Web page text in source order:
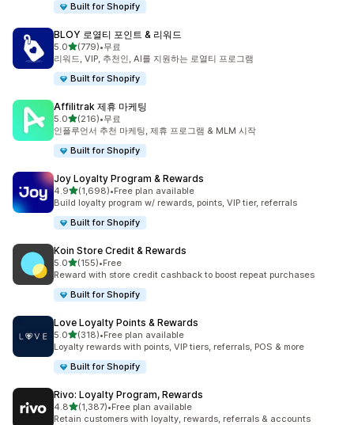
Built for Shopify
BLOY 로열티 포인트 & 리워드
5.0별 5개 중
(779)
총 리뷰 779개
•무료
리워드, VIP, 추천인, AI를 지원하는 로열티 프로그램
Built for Shopify
Affilitrak 제휴 마케팅
5.0별 5개 중
(216)
총 리뷰 216개
•무료
인플루언서 추천 마케팅, 제휴 프로그램 & MLM 시작
Built for Shopify
Joy Loyalty Program & Rewards
4.9별 5개 중
(1,698)
총 리뷰 1698개
•Free plan available
Build loyalty program w/ rewards, points, VIP tier, referrals
Built for Shopify
Koin Store Credit & Rewards
5.0별 5개 중
(155)
총 리뷰 155개
•Free
Reward with store credit cashback to boost repeat purchases
Built for Shopify
Love Loyalty Points & Rewards
5.0별 5개 중
(318)
총 리뷰 318개
•Free plan available
Loyalty rewards with points, VIP tiers, referrals, POS & more
Built for Shopify
Rivo: Loyalty Program, Rewards
4.8별 5개 중
(1,387)
총 리뷰 1387개
•Free plan available
Retain customers with loyalty, rewards, referrals & accounts